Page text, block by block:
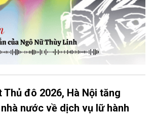
Thủ đô 2026, Hà Nội tăng
nước về dịch vụ lữ hành